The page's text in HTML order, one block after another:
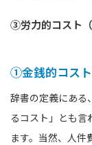
③労力的コスト（
①金銭的コスト
辞書の定義にある
るコスト」とも言
ます。当然、人件